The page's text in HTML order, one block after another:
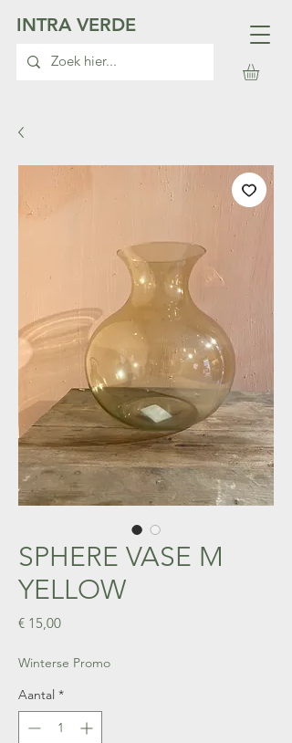
INTRA VERDE
SPHERE VASE M
YELLOW
€ 15,00Prijs
Winterse Promo
Aantal *